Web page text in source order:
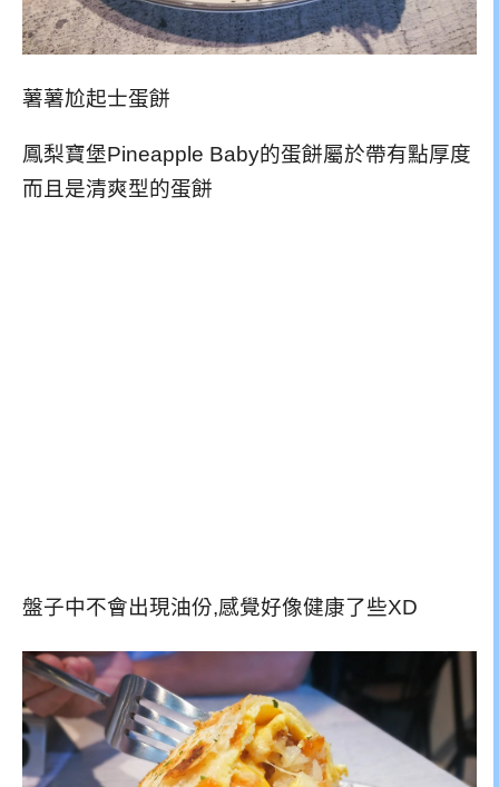
薯薯尬起士蛋餅
鳳梨寶堡Pineapple Baby的蛋餅屬於帶有點厚度
而且是清爽型的蛋餅
盤子中不會出現油份,感覺好像健康了些XD